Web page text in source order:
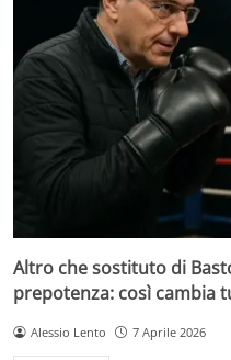
Altro che sostituto di
prepotenza: così cambia
Alessio Lento 7 Aprile 2026